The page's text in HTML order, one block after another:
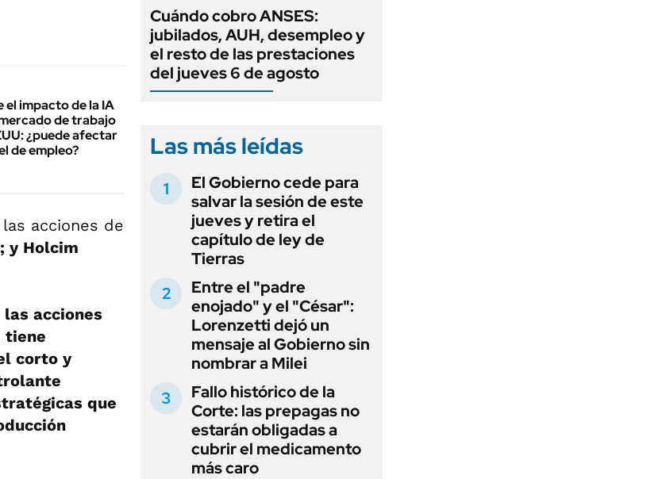
el impacto de la IA
de trabajo
¿puede afectar
de empleo?
acciones de
y Holcim
las acciones
tiene
corto y
que
Cuándo cobro ANSES:
jubilados, AUH, desempleo y
el resto de las prestaciones
del jueves 6 de agosto
Las más leídas
El Gobierno cede para
salvar la sesión de este
jueves y retira el
capítulo de ley de
Tierras
Entre el "padre
enojado" y el "César":
Lorenzetti dejó un
mensaje al Gobierno sin
nombrar a Milei
Fallo histórico de la
Corte: las prepagas no
estarán obligadas a
cubrir el medicamento
más caro